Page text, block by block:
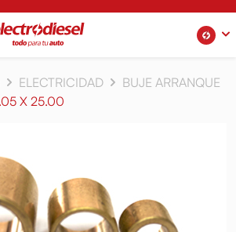
ELECTRICIDAD
BUJE ARRANQUE
X 25.00